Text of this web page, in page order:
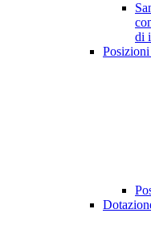
di